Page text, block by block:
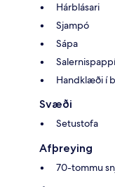
Hárblásari
Sjampó
Sápa
Handklæði í
Svæði
Setustofa
Afþreying
70-tommu